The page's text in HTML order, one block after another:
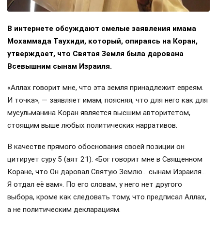
В интернете обсуждают смелые заявления имама
Мохаммада Таухиди, который, опираясь на Коран,
утверждает, что Святая Земля была дарована
Всевышним сынам Израиля.
«Аллах говорит мне, что эта земля принадлежит евреям.
И точка», — заявляет имам, поясняя, что для него как для
мусульманина Коран является высшим авторитетом,
стоящим выше любых политических нарративов.
В качестве прямого обоснования своей позиции он
цитирует суру 5 (аят 21): «Бог говорит мне в Священном
Коране, что Он даровал Святую Землю… сынам Израиля…
Я отдал её вам». По его словам, у него нет другого
выбора, кроме как следовать тому, что предписал Аллах,
а не политическим декларациям.